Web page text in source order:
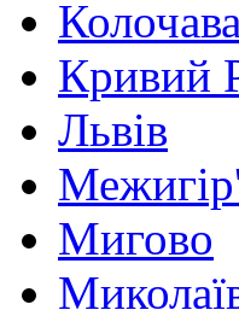
Колочава
Кривий
Львів
Мигово